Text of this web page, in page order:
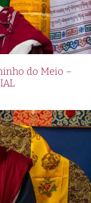
do Meio –